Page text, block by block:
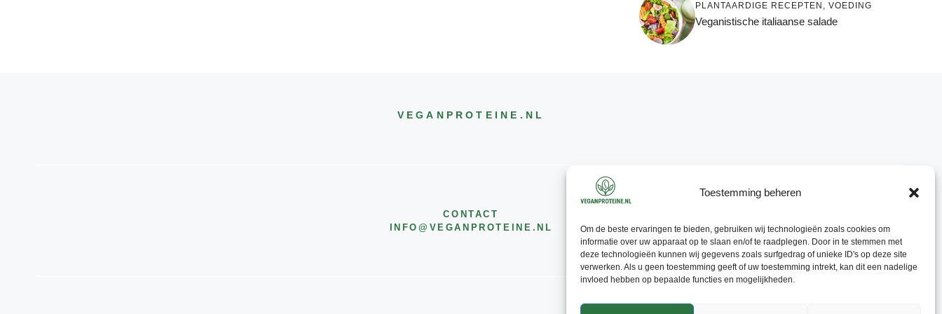
Toestemming beheren
Om de beste ervaringen te bieden, gebruiken wij technologieën zoals cookies om
informatie over uw apparaat op te slaan en/of te raadplegen. Door in te stemmen met
deze technologieën kunnen wij gegevens zoals surfgedrag of unieke ID's op deze site
verwerken. Als u geen toestemming geeft of uw toestemming intrekt, kan dit een nadelige
invloed hebben op bepaalde functies en mogelijkheden.
PLANTAARDIGE RECEPTEN , VOEDING
Veganistische italiaanse salade
VEGANPROTEINE .NL
CONTACT
INFO@ VEGANPROTEINE .NL